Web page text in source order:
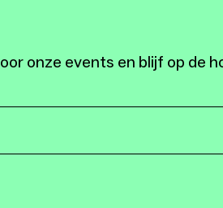
onze events en blijf op de